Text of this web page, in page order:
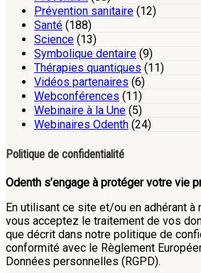
Prévention sanitaire (12)
Santé (188)
Science (13)
Symbolique dentaire (9)
Thérapies quantiques (11)
Vidéos partenaires (6)
Webconférences (11)
Webinaire à la Une (5)
Webinaires Odenth (24)
Politique de confidentialité
Odenth s’engage à protéger votre vie
En utilisant ce site et/ou en adhérant à
vous acceptez le traitement de vos
que décrit dans notre politique de
conformité avec le Règlement
Données personnelles (RGPD).